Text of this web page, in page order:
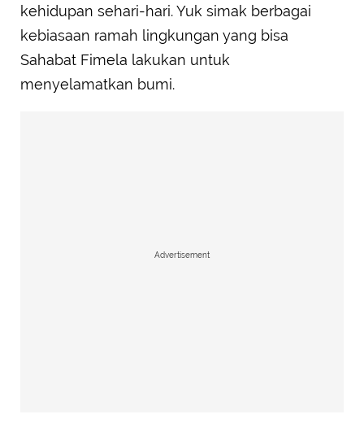
kehidupan sehari-hari. Yuk simak berbagai
kebiasaan ramah lingkungan yang bisa
Sahabat Fimela lakukan untuk
menyelamatkan bumi.
Advertisement